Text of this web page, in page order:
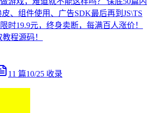
、组件使用、广告SDK最后再到JS\TS
时19.9元，终身卖断，每满百人涨价！
程源码！
11 篇10/25 收录